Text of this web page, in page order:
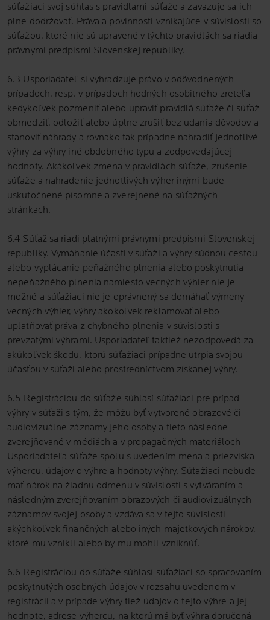
súťažiaci svoj súhlas s pravidlami súťaže a zaväzuje sa ich
plne dodržovať. Práva a povinnosti vznikajúce v súvislosti so
súťažou, ktoré nie sú upravené v týchto pravidlách sa riadia
právnymi predpismi Slovenskej republiky.
6.3 Usporiadateľ si vyhradzuje právo v odôvodnených
prípadoch, resp. v prípadoch hodných osobitného zreteľa
kedykoľvek pozmeniť alebo upraviť pravidlá súťaže či súťaž
obmedziť, odložiť alebo úplne zrušiť bez udania dôvodov a
stanoviť náhrady a rovnako tak prípadne nahradiť jednotlivé
výhry za výhry iné obdobného typu a zodpovedajúcej
hodnoty. Akákoľvek zmena v pravidlách súťaže, zrušenie
súťaže a nahradenie jednotlivých výher inými bude
uskutočnené písomne a zverejnené na súťažných
stránkach.
6.4 Súťaž sa riadi platnými právnymi predpismi Slovenskej
republiky. Vymáhanie účasti v súťaži a výhry súdnou cestou
alebo vyplácanie peňažného plnenia alebo poskytnutia
nepeňažného plnenia namiesto vecných výhier nie je
možné a súťažiaci nie je oprávnený sa domáhať výmeny
vecných výhier, výhry akokoľvek reklamovať alebo
uplatňovať práva z chybného plnenia v súvislosti s
prevzatými výhrami. Usporiadateľ taktiež nezodpovedá za
akúkoľvek škodu, ktorú súťažiaci prípadne utrpia svojou
účasťou v súťaži alebo prostredníctvom získanej výhry.
6.5 Registráciou do súťaže súhlasí súťažiaci pre prípad
výhry v súťaži s tým, že môžu byť vytvorené obrazové či
audiovizuálne záznamy jeho osoby a tieto následne
zverejňované v médiách a v propagačných materiáloch
Usporiadateľa súťaže spolu s uvedením mena a priezviska
výhercu, údajov o výhre a hodnoty výhry. Súťažiaci nebude
mať nárok na žiadnu odmenu v súvislosti s vytváraním a
následným zverejňovaním obrazových či audiovizuálnych
záznamov svojej osoby a vzdáva sa v tejto súvislosti
akýchkoľvek finančných alebo iných majetkových nárokov,
ktoré mu vznikli alebo by mu mohli vzniknúť.
6.6 Registráciou do súťaže súhlasí súťažiaci so spracovaním
poskytnutých osobných údajov v rozsahu uvedenom v
registrácii a v prípade výhry tiež údajov o tejto výhre a jej
hodnote, adrese výhercu, na ktorú má byť výhra doručená